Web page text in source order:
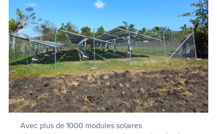
Avec plus de 1000 modules solaires